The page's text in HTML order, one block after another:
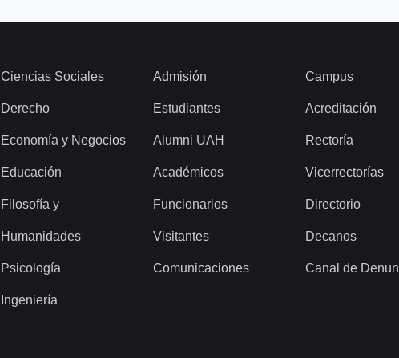
Ciencias Sociales
Derecho
Economía y Negocios
Educación
Filosofía y
Humanidades
Psicología
Ingeniería
Admisión
Estudiantes
Alumni UAH
Académicos
Funcionarios
Visitantes
Comunicaciones
Campus
Acreditación
Rectoría
Vicerrectorías
Directorio
Decanos
Canal de